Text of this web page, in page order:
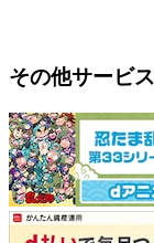
その他サービス